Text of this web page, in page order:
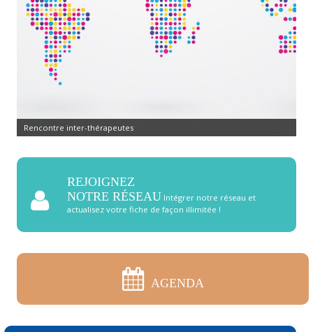
Rencontre inter-thérapeutes
REJOIGNEZ
NOTRE RÉSEAU Intégrer notre réseau et
actualisez votre fiche de façon illimitée !
AGENDA